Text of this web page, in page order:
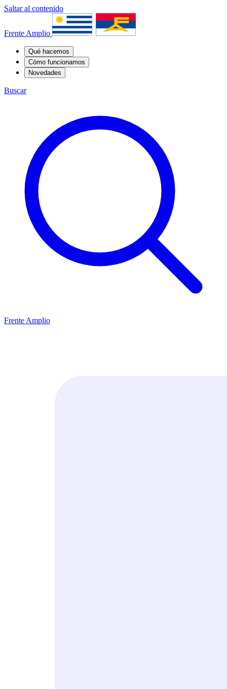
Saltar al contenido
Frente Amplio
Qué hacemos
Cómo funcionamos
Novedades
Buscar
Frente Amplio